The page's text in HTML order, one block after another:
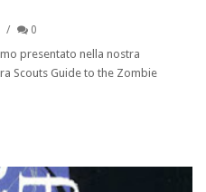
0
presentato nella nostra
Scouts Guide to the Zombie